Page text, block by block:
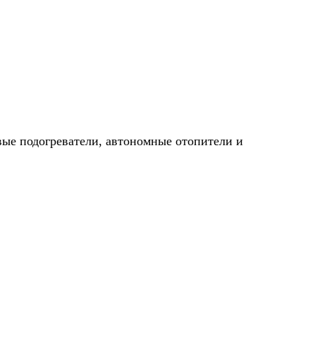
подогреватели, автономные отопители и